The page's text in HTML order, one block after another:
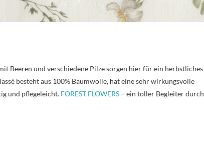
Beeren und verschiedene Pilze sorgen hier für ein herbstliches
besteht aus 100% Baumwolle, hat eine sehr wirkungsvolle
und pflegeleicht. FOREST FLOWERS – ein toller Begleiter durch